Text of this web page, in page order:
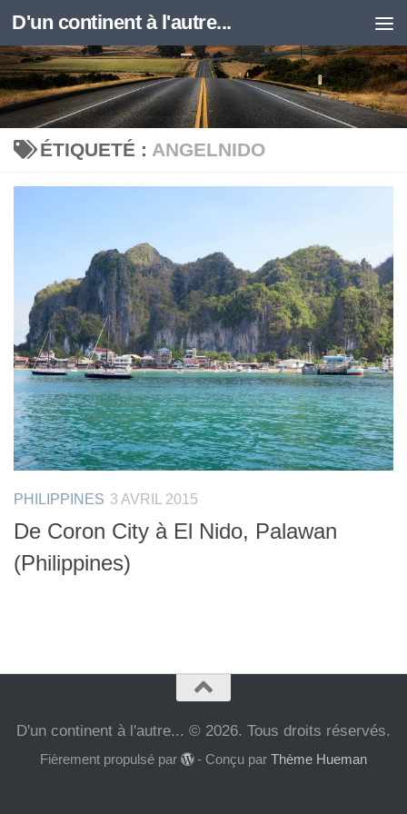
Skip to content
D'un continent à l'autre...
ÉTIQUETÉ : ANGELNIDO
PHILIPPINES 3 AVRIL 2015
De Coron City à El Nido, Palawan
(Philippines)
D'un continent à l'autre... © 2026. Tous droits réservés.
Fièrement propulsé par - Conçu parThème Hueman